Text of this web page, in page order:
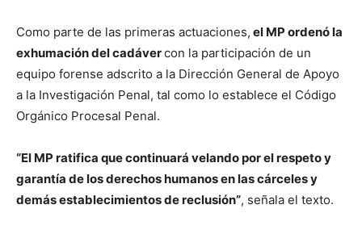
Como parte de las primeras actuaciones, el MP ordenó la
exhumación del cadávercon la participación de un
equipo forense adscrito a la Dirección General de Apoyo
a la Investigación Penal, tal como lo establece el Código
Orgánico Procesal Penal.
“El MP ratifica que continuará velando por el respeto y
garantía de los derechos humanos en las cárceles y
demás establecimientos de reclusión”, señala el texto.